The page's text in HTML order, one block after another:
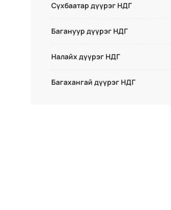
Сүхбаатар дүүрэг НДГ
Багануур дүүрэг НДГ
Налайх дүүрэг НДГ
Багахангай дүүрэг НДГ